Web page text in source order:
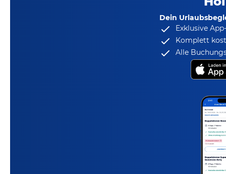
Dein
Exklusive
Komplett
Alle